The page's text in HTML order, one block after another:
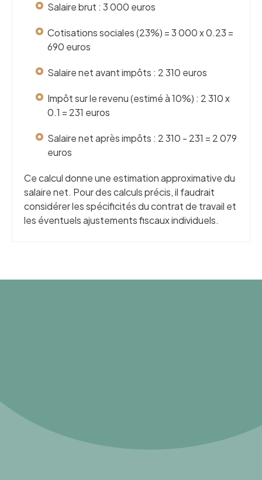
Salaire brut : 3 000 euros
Cotisations sociales (23%) = 3 000 x 0.23 =
690 euros
Salaire net avant impôts : 2 310 euros
Impôt sur le revenu (estimé à 10%) : 2 310 x
0.1 = 231 euros
Salaire net après impôts : 2 310 - 231 = 2 079
euros
Ce calcul donne une estimation approximative du
salaire net. Pour des calculs précis, il faudrait
considérer les spécificités du contrat de travail et
les éventuels ajustements fiscaux individuels.